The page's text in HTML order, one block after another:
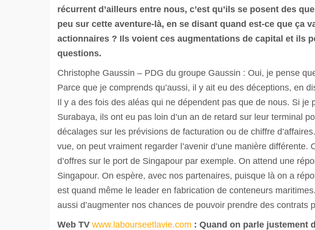
récurrent d’ailleurs entre nous, c’est qu’ils se posent des
peu sur cette aventure-là, en se disant quand est-ce que ça
actionnaires ? Ils voient ces augmentations de capital et ils
questions.
Christophe Gaussin – PDG du groupe Gaussin : Oui, je pense
Parce que je comprends qu’aussi, il y ait eu des déceptions, en
Il y a des fois des aléas qui ne dépendent pas que de nous. Si je
Surabaya, ils ont eu pas loin d’un an de retard sur leur terminal
décalages sur les prévisions de facturation ou de chiffre
vue, on peut vraiment regarder l’avenir d’une manière différente.
d’offres sur le port de Singapour par exemple. On attend une
Singapour. On espère, avec nos partenaires, puisque là on a
est quand même le leader en fabrication de conteneurs
aussi d’augmenter nos chances de pouvoir prendre des contrats
Web TV www.labourseetlavie.com : Quand on parle justement